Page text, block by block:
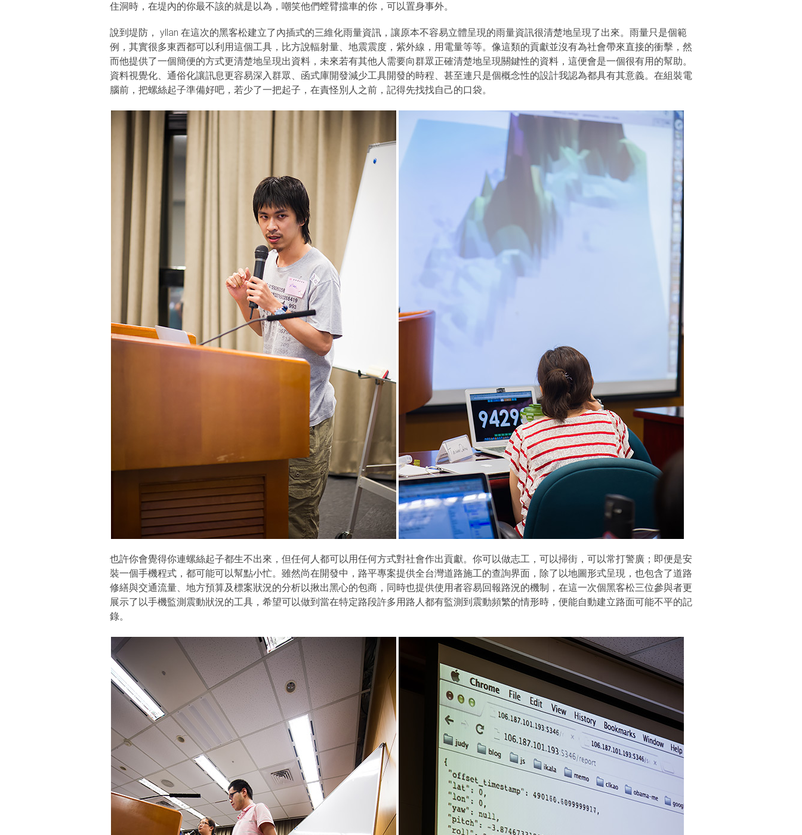
住洞時，在堤內的你最不該的就是以為，嘲笑他們螳臂擋車的你，可以置身事外。
說到堤防， yllan 在這次的黑客松建立了內插式的三維化雨量資訊，讓原本不容易立體呈現的雨量資訊很清楚地呈現了出來。雨量只是個範
例，其實很多東西都可以利用這個工具，比方說輻射量、地震震度，紫外線，用電量等等。像這類的貢獻並沒有為社會帶來直接的衝擊，然
而他提供了一個簡便的方式更清楚地呈現出資料，未來若有其他人需要向群眾正確清楚地呈現關鍵性的資料，這便會是一個很有用的幫助。
資料視覺化、通俗化讓訊息更容易深入群眾、函式庫開發減少工具開發的時程、甚至連只是個概念性的設計我認為都具有其意義。在組裝電
腦前，把螺絲起子準備好吧，若少了一把起子，在責怪別人之前，記得先找找自己的口袋。
也許你會覺得你連螺絲起子都生不出來，但任何人都可以用任何方式對社會作出貢獻。你可以做志工，可以掃街，可以常打警廣；即便是安
裝一個手機程式，都可能可以幫點小忙。雖然尚在開發中，路平專案提供全台灣道路施工的查詢界面，除了以地圖形式呈現，也包含了道路
修繕與交通流量、地方預算及標案狀況的分析以揪出黑心的包商，同時也提供使用者容易回報路況的機制，在這一次個黑客松三位參與者更
展示了以手機監測震動狀況的工具，希望可以做到當在特定路段許多用路人都有監測到震動頻繁的情形時，便能自動建立路面可能不平的記
錄。